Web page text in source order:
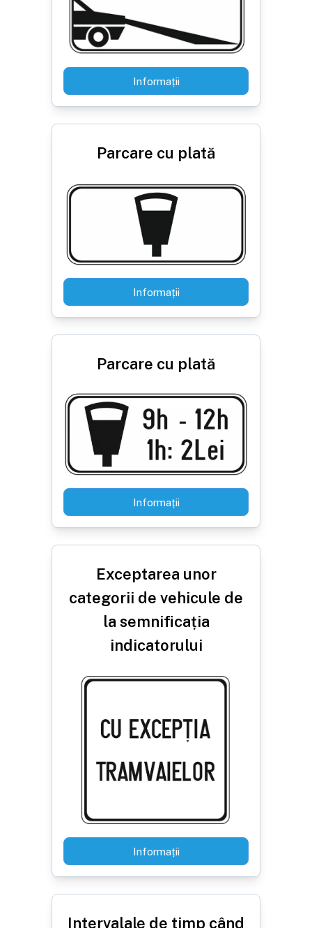
Informații
Parcare cu plată
Informații
Parcare cu plată
Informații
Exceptarea unor
categorii de vehicule de
la semnificația
indicatorului
Informații
Intervalale de timp când